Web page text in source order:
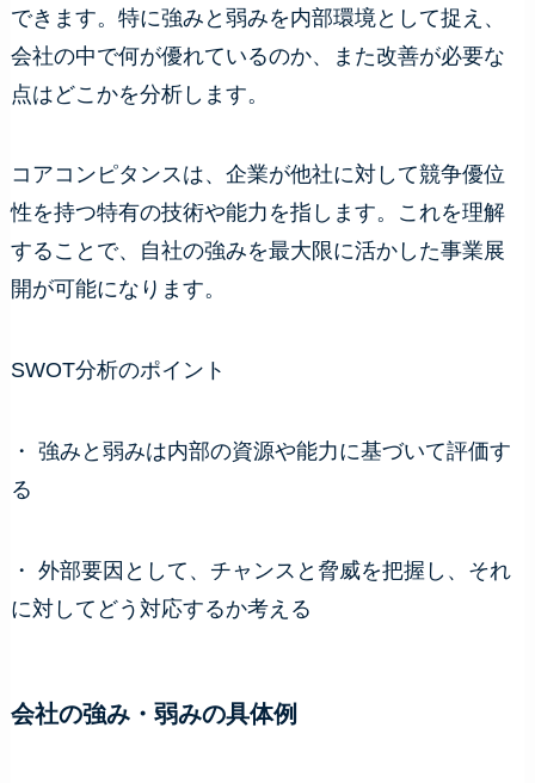
できます。特に強みと弱みを内部環境として捉え、
会社の中で何が優れているのか、また改善が必要な
点はどこかを分析します。
コアコンピタンスは、企業が他社に対して競争優位
性を持つ特有の技術や能力を指します。これを理解
することで、自社の強みを最大限に活かした事業展
開が可能になります。
SWOT分析のポイント
・ 強みと弱みは内部の資源や能力に基づいて評価す
る
・ 外部要因として、チャンスと脅威を把握し、それ
に対してどう対応するか考える
会社の強み・弱みの具体例